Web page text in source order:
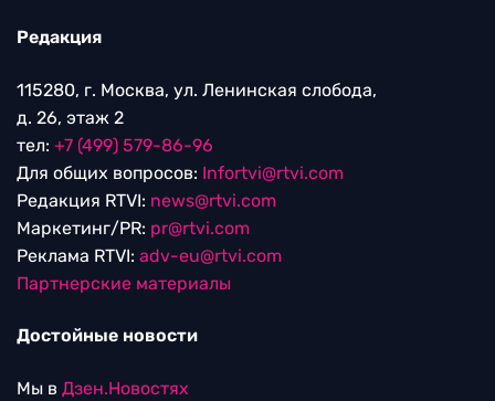
Редакция
115280, г. Москва, ул. Ленинская слобода,
д. 26, этаж 2
тел: +7 (499) 579-86-96
Для общих вопросов: Infortvi@rtvi.com
Редакция RTVI: news@rtvi.com
Маркетинг/PR: pr@rtvi.com
Реклама RTVI: adv-eu@rtvi.com
Партнерские материалы
Достойные новости
Мы в Дзен.Новостях